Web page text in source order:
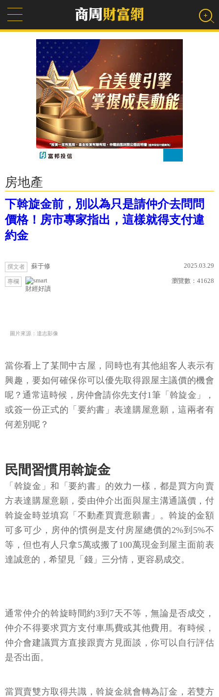
房地產
下斡旋金前，別以為只是請仲介去問問
價格！房市專家指出，這樣就得支付違
約金
撰文者 蘇于修 2025.03.29
專欄
財經好讀
瀏覽數： 41628
圖片來源：達志影像
當你看上了某間中古屋，同時也有其他組客人表示有
興趣，要如何確保你可以優先取得跟屋主議價的機會
呢？通常這時候，房仲會請你先支付1筆「斡旋金」，
或簽一份正式的「要約書」表達購屋意願，這兩者有
何差別呢？
民間習慣用斡旋金
「斡旋金」和「要約書」的效力一樣，都是買方向賣
方表達購屋意願，委由仲介出面與屋主溝通議價，付
斡旋金時並填寫「不動產買賣意願書」。斡旋的金額
可多可少，房仲的慣例是支付房屋總價的2%到5%不
等，但也有人只拿5萬或搬了100萬現金到屋主面前表
達誠意的，希望見「錢」三分情，更容易成交。
通常仲介的斡旋時間約3到7天不等，無論是否成交，
仲介不得要求買方支付車馬費或其他費用。有時候，
仲介會建議買方直接跟賣方見面談，你可以自行評估
是否出面。
當買賣雙方取得共識，斡旋金就會轉為訂金，若雙方